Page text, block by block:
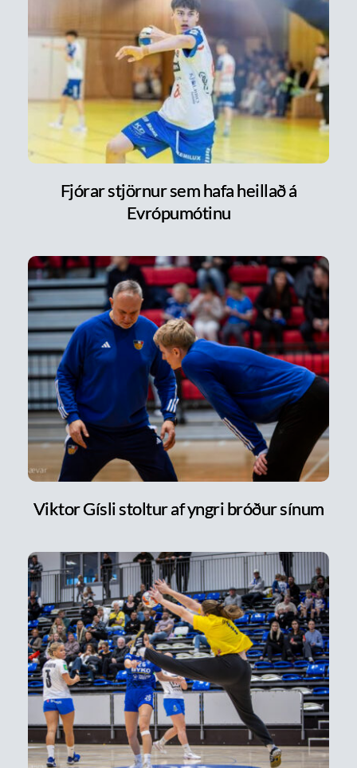
Fjórar stjörnur sem hafa heillað á
Evrópumótinu
Viktor Gísli stoltur af yngri bróður sínum